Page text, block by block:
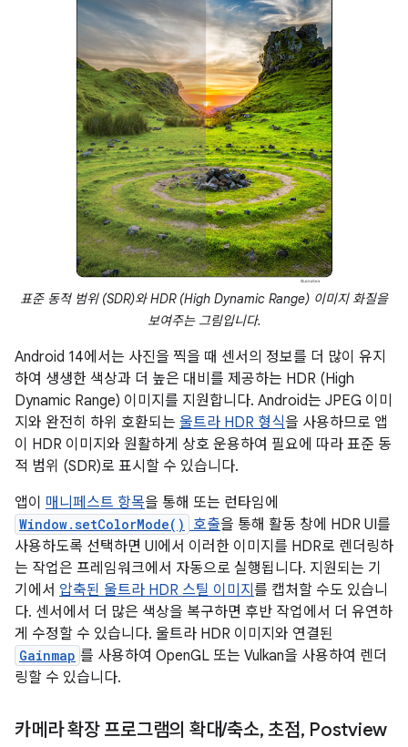
표준 동적 범위 (SDR)와 HDR (High Dynamic Range) 이미지 화질을
보여주는 그림입니다.
Android 14에서는 사진을 찍을 때 센서의 정보를 더 많이 유지
하여 생생한 색상과 더 높은 대비를 제공하는 HDR (High
Dynamic Range) 이미지를 지원합니다. Android는 JPEG 이미
지와 완전히 하위 호환되는 울트라 HDR 형식을 사용하므로 앱
이 HDR 이미지와 원활하게 상호 운용하여 필요에 따라 표준 동
적 범위 (SDR)로 표시할 수 있습니다.
앱이 매니페스트 항목을 통해 또는 런타임에
Window.setColorMode() 호출을 통해 활동 창에 HDR UI를
사용하도록 선택하면 UI에서 이러한 이미지를 HDR로 렌더링하
는 작업은 프레임워크에서 자동으로 실행됩니다. 지원되는 기
기에서 압축된 울트라 HDR 스틸 이미지 를 캡처할 수도 있습니
다. 센서에서 더 많은 색상을 복구하면 후반 작업에서 더 유연하
게 수정할 수 있습니다. 울트라 HDR 이미지와 연결된
Gainmap 를 사용하여 OpenGL 또는 Vulkan을 사용하여 렌더
링할 수 있습니다.
카메라 확장 프로그램의 확대/축소, 초점, Postview